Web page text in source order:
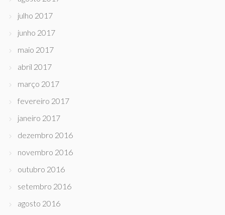
julho 2017
junho 2017
maio 2017
abril 2017
março 2017
fevereiro 2017
janeiro 2017
dezembro 2016
novembro 2016
outubro 2016
setembro 2016
agosto 2016